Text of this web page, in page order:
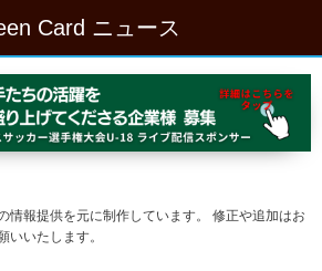
Card ニュース
情報提供を元に制作しています。 修正や追加はお
いいたします。